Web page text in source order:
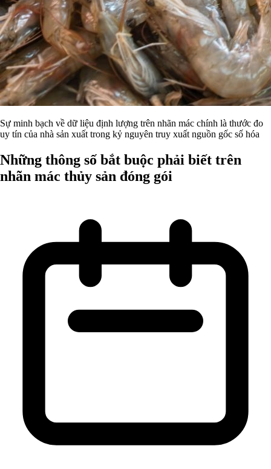
Sự minh bạch về dữ liệu định lượng trên nhãn mác chính là thước đo
uy tín của nhà sản xuất trong kỷ nguyên truy xuất nguồn gốc số hóa
Những thông số bắt buộc phải biết trên
nhãn mác thủy sản đóng gói